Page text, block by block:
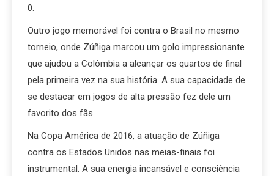
0.
Outro jogo memorável foi contra o Brasil no mesmo
torneio, onde Zúñiga marcou um golo impressionante
que ajudou a Colômbia a alcançar os quartos de final
pela primeira vez na sua história. A sua capacidade de
se destacar em jogos de alta pressão fez dele um
favorito dos fãs.
Na Copa América de 2016, a atuação de Zúñiga
contra os Estados Unidos nas meias-finais foi
instrumental. A sua energia incansável e consciência